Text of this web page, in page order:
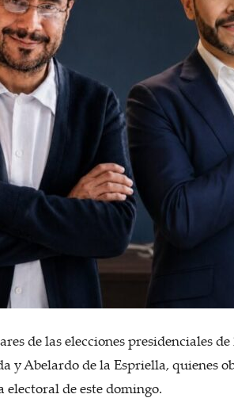
de las elecciones presidenciales
y Abelardo de la Espriella, quienes
electoral de este domingo.